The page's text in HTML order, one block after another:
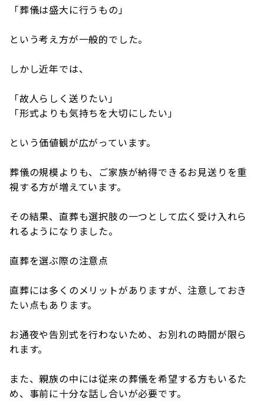
「葬儀は盛大に行うもの」
という考え方が一般的でした。
しかし近年では、
「故人らしく送りたい」
「形式よりも気持ちを大切にしたい」
という価値観が広がっています。
葬儀の規模よりも、ご家族が納得できるお見送りを重
視する方が増えています。
その結果、直葬も選択肢の一つとして広く受け入れら
れるようになりました。
直葬を選ぶ際の注意点
直葬には多くのメリットがありますが、注意しておき
たい点もあります。
お通夜や告別式を行わないため、お別れの時間が限ら
れます。
また、親族の中には従来の葬儀を希望する方もいるた
め、事前に十分な話し合いが必要です。